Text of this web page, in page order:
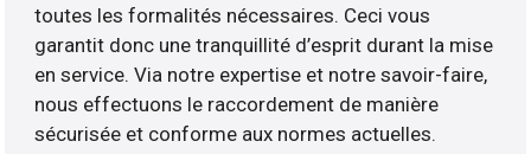
toutes les formalités nécessaires. Ceci vous
garantit donc une tranquillité d’esprit durant la mise
en service. Via notre expertise et notre savoir-faire,
nous effectuons le raccordement de manière
sécurisée et conforme aux normes actuelles.